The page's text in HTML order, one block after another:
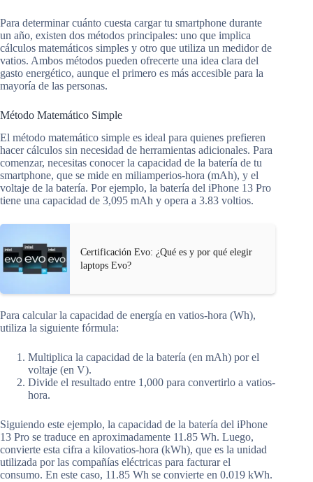
Para determinar cuánto cuesta cargar tu smartphone durante
un año, existen dos métodos principales: uno que implica
cálculos matemáticos simples y otro que utiliza un medidor de
vatios. Ambos métodos pueden ofrecerte una idea clara del
gasto energético, aunque el primero es más accesible para la
mayoría de las personas.
Método Matemático Simple
El método matemático simple es ideal para quienes prefieren
hacer cálculos sin necesidad de herramientas adicionales. Para
comenzar, necesitas conocer la capacidad de la batería de tu
smartphone, que se mide en miliamperios-hora (mAh), y el
voltaje de la batería. Por ejemplo, la batería del iPhone 13 Pro
tiene una capacidad de 3,095 mAh y opera a 3.83 voltios.
Certificación Evo: ¿Qué es y por qué elegir
laptops Evo?
Para calcular la capacidad de energía en vatios-hora (Wh),
utiliza la siguiente fórmula:
Multiplica la capacidad de la batería (en mAh) por el
voltaje (en V).
Divide el resultado entre 1,000 para convertirlo a vatios-
hora.
Siguiendo este ejemplo, la capacidad de la batería del iPhone
13 Pro se traduce en aproximadamente 11.85 Wh. Luego,
convierte esta cifra a kilovatios-hora (kWh), que es la unidad
utilizada por las compañías eléctricas para facturar el
consumo. En este caso, 11.85 Wh se convierte en 0.019 kWh.